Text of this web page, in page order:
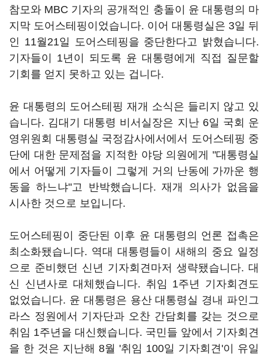
참모와 MBC 기자의 공개적인 충돌이 윤 대통령의 마
지막 도어스테핑이었습니다. 이어 대통령실은 3일 뒤
인 11월21일 도어스테핑을 중단한다고 밝혔습니다.
기자들이 1년이 되도록 윤 대통령에게 직접 질문할
기회를 얻지 못하고 있는 겁니다.
윤 대통령의 도어스테핑 재개 소식은 들리지 않고 있
습니다. 김대기 대통령 비서실장은 지난 6일 국회 운
영위원회 대통령실 국정감사에서에서 도어스테핑 중
단에 대한 문제점을 지적한 야당 의원에게 "대통령실
에서 어떻게 기자들이 그렇게 거의 난동에 가까운 행
동을 하느냐"고 반박했습니다. 재개 의사가 없음을
시사한 것으로 보입니다.
도어스테핑이 중단된 이후 윤 대통령의 언론 접촉은
최소화됐습니다. 역대 대통령들이 새해의 중요 일정
으로 준비했던 신년 기자회견마저 생략됐습니다. 대
신 신년사로 대체했습니다. 취임 1주년 기자회견도
없었습니다. 윤 대통령은 용산 대통령실 경내 파인그
라스 정원에서 기자단과 오찬 간담회를 갖는 것으로
취임 1주년을 대신했습니다. 국민들 앞에서 기자회견
을 한 것은 지난해 8월 '취임 100일 기자회견'이 유일